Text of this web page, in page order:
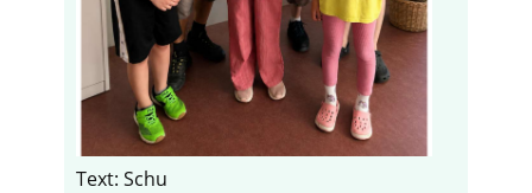
Text: Schu